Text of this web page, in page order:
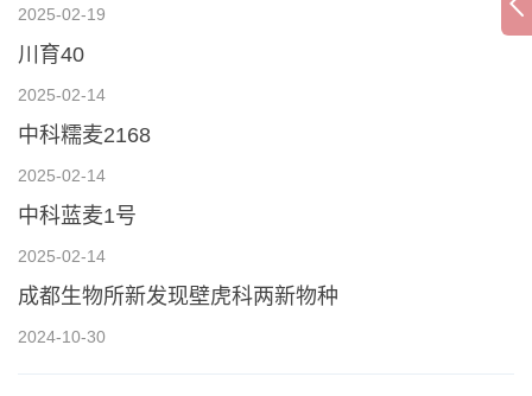
2025-02-19
川育40
2025-02-14
中科糯麦2168
2025-02-14
中科蓝麦1号
2025-02-14
成都生物所新发现壁虎科两新物种
2024-10-30